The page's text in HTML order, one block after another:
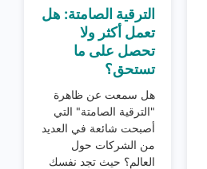
الترقية الصامتة: هل
تعمل أكثر ولا
تحصل على ما
تستحق؟
هل سمعت عن ظاهرة
"الترقية الصامتة" التي
أصبحت شائعة في العديد
من الشركات حول
العالم؟ حيث تجد نفسك